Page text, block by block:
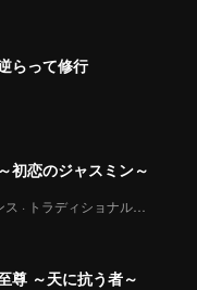
らって修行
初恋のジャスミン～
ロマンス · トラディショナル・コスチューム
尊 ～天に抗う者～